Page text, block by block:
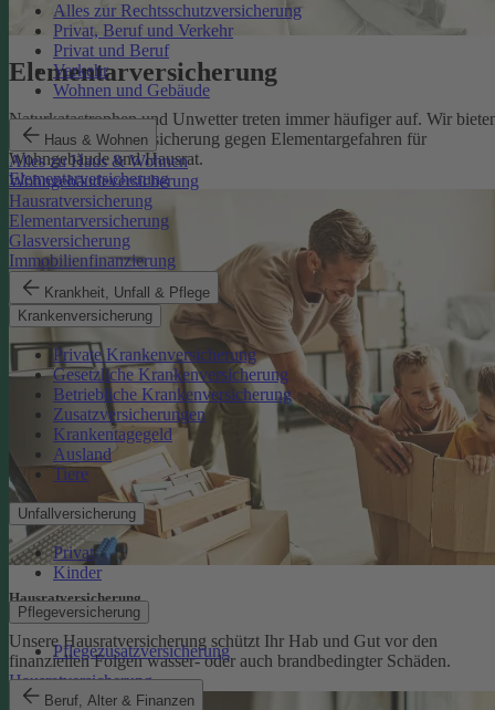
Alles zur Rechtsschutzversicherung
Privat, Beruf und Verkehr
Privat und Beruf
Verkehr
Wohnen und Gebäude
Haus & Wohnen
Alles zu Haus & Wohnen
Wohngebäudeversicherung
Hausratversicherung
Elementarversicherung
Glasversicherung
Immobilienfinanzierung
Krankheit, Unfall & Pflege
Krankenversicherung
Private Krankenversicherung
Gesetzliche Krankenversicherung
Betriebliche Krankenversicherung
Zusatzversicherungen
Krankentagegeld
Ausland
Tiere
Unfallversicherung
Privat
Kinder
Pflegeversicherung
Pflegezusatzversicherung
Beruf, Alter & Finanzen
Elementarversicherung
Naturkatastrophen und Unwetter treten immer häufiger auf. Wir
eine zuverlässige Absicherung gegen Elementargefahren für
Wohngebäude und Hausrat.
Elementarversicherung
Hausratversicherung
Unsere Hausratversicherung schützt Ihr Hab und Gut vor den
finanziellen Folgen wasser- oder auch brandbedingter Schäden.
Hausratversicherung